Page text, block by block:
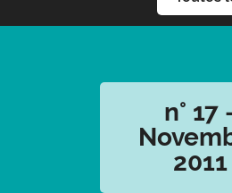
n° 17
2011